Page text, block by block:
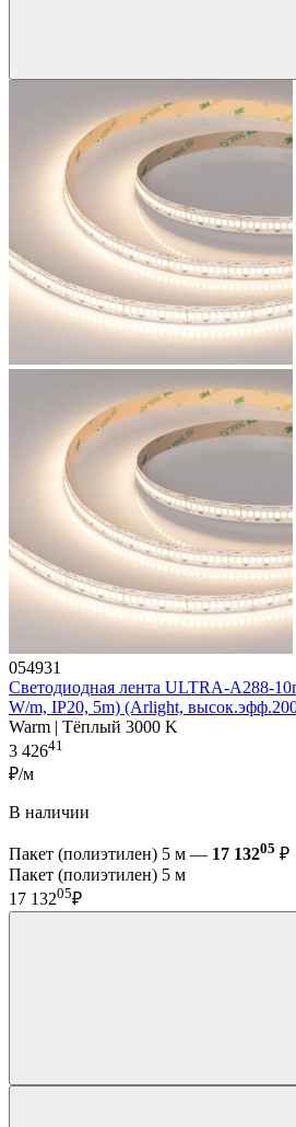
054931
Светодиодная лента ULTRA-A288-
W/m, IP20, 5m) (Arlight,
Warm | Тёплый 3000 K
3 42641
₽/м
В наличии
Пакет (полиэтилен) 5 м — 17 13205 ₽
Пакет (полиэтилен) 5 м
17 13205₽